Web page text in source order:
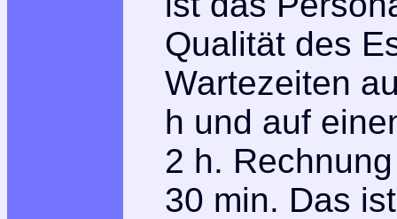
Qualität des
Wartezeiten
h und auf
2 h.
30 min. Das